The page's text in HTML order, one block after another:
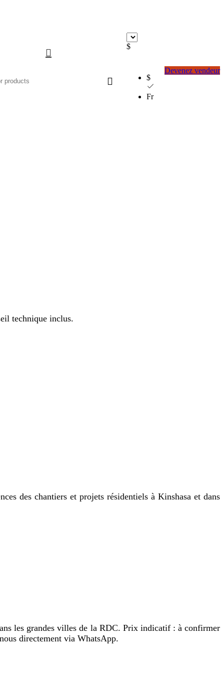
$
$
Fr
Devenez vendeur
technique inclus.
des chantiers et projets résidentiels à Kinshasa et dans
les grandes villes de la RDC. Prix indicatif : à confirmer
directement via WhatsApp.